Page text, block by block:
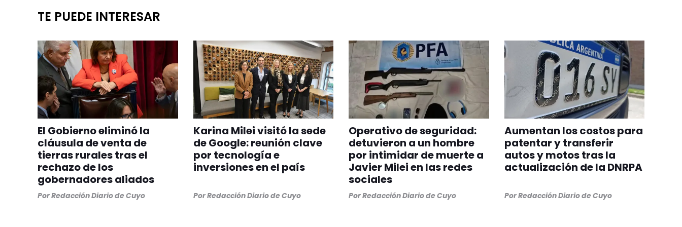
TE PUEDE INTERESAR
El Gobierno eliminó la
cláusula de venta de
tierras rurales tras el
rechazo de los
gobernadores aliados
PorRedacción Diario de Cuyo
Karina Milei visitó la sede
de Google: reunión clave
por tecnología e
inversiones en el país
PorRedacción Diario de Cuyo
Operativo de seguridad:
detuvieron a un hombre
por intimidar de muerte a
Javier Milei en las redes
sociales
PorRedacción Diario de Cuyo
Aumentan los costos para
patentar y transferir
autos y motos tras la
actualización de la DNRPA
PorRedacción Diario de Cuyo